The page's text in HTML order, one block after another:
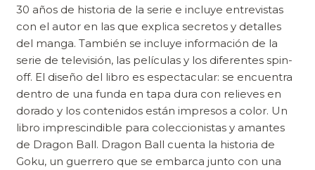
30 años de historia de la serie e incluye entrevistas
con el autor en las que explica secretos y detalles
del manga. También se incluye información de la
serie de televisión, las películas y los diferentes spin-
off. El diseño del libro es espectacular: se encuentra
dentro de una funda en tapa dura con relieves en
dorado y los contenidos están impresos a color. Un
libro imprescindible para coleccionistas y amantes
de Dragon Ball. Dragon Ball cuenta la historia de
Goku, un guerrero que se embarca junto con una